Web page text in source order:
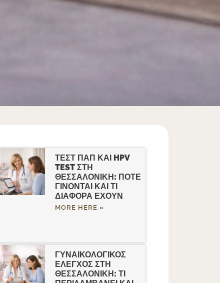
ΤΕΣΤ ΠΑΠ ΚΑΙ HPV
TEST ΣΤΗ
ΘΕΣΣΑΛΟΝΙΚΗ: ΠΟΤΕ
ΓΙΝΟΝΤΑΙ ΚΑΙ ΤΙ
ΔΙΑΦΟΡΑ ΕΧΟΥΝ
MORE HERE »
ΓΥΝΑΙΚΟΛΟΓΙΚΟΣ
ΕΛΕΓΧΟΣ ΣΤΗ
ΘΕΣΣΑΛΟΝΙΚΗ: ΤΙ